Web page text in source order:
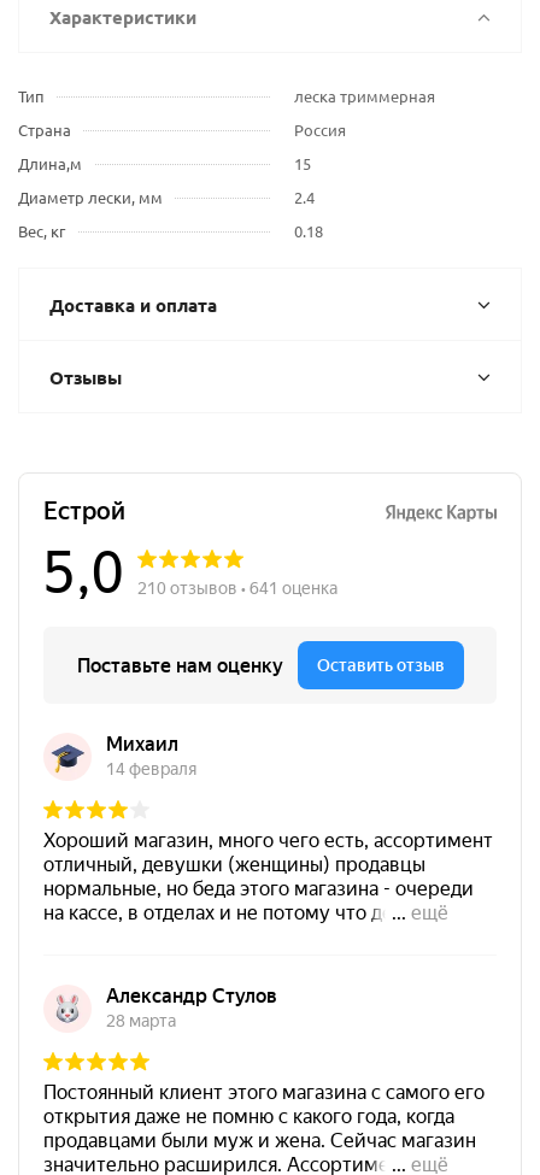
Характеристики
Тип
леска триммерная
Страна
Россия
Длина,м
15
Диаметр лески, мм
2.4
Вес, кг
0.18
Доставка и оплата
Отзывы